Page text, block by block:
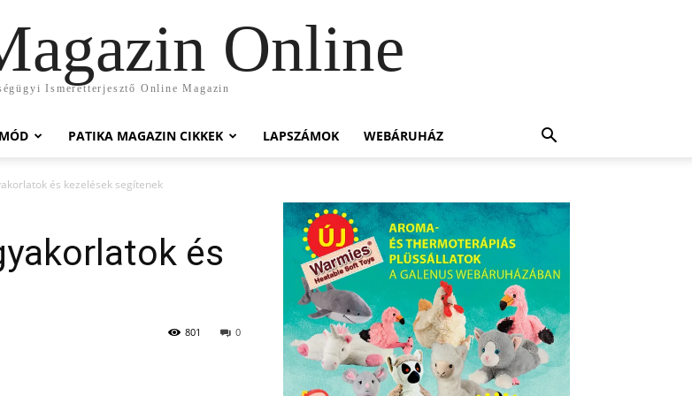
Online
Ismeretterjesztő Online Magazin
PATIKA MAGAZIN CIKKEK LAPSZÁMOK WEBÁRUHÁZ
és kezelések segítenek
és
0
801